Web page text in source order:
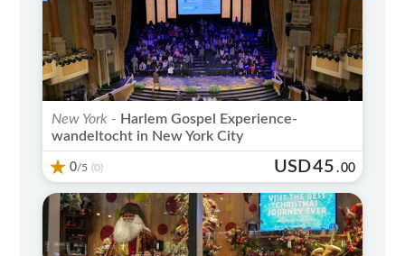
New York - Harlem Gospel Experience-
wandeltocht in New York City
0/5 (0) USD45 .00